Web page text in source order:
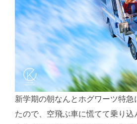
新学期の朝なんとホグワーツ特急
たので、空飛ぶ車に慌てて乗り込